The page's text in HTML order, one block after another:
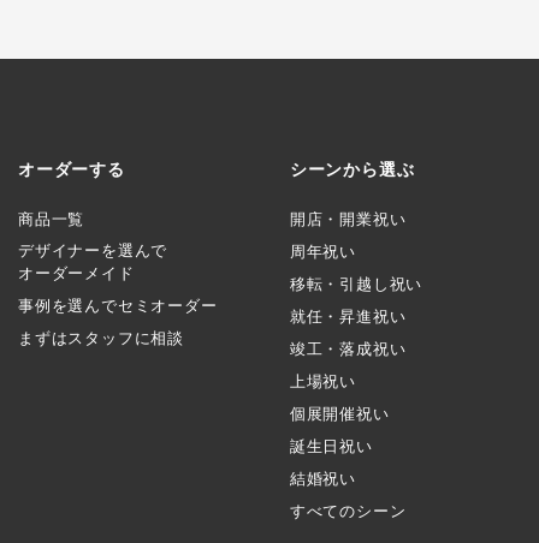
オーダーする
商品一覧
デザイナーを選んで
オーダーメイド
事例を選んでセミオーダー
まずはスタッフに相談
シーンから選ぶ
開店・開業祝い
周年祝い
移転・引越し祝い
就任・昇進祝い
竣工・落成祝い
上場祝い
個展開催祝い
誕生日祝い
結婚祝い
すべてのシーン